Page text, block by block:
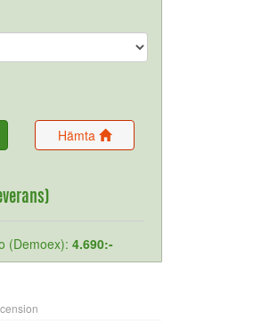
Hämta
(Demoex): 4.690:-